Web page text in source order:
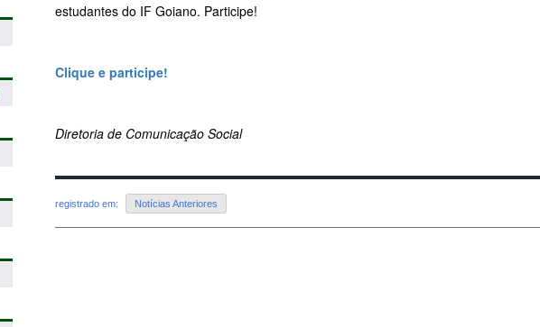
estudantes do IF Goiano. Participe!
Clique e participe!
Diretoria de Comunicação Social
registrado em: Notícias Anteriores